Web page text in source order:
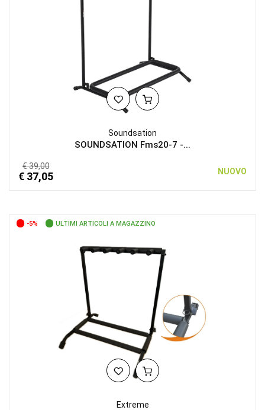
Soundsation
SOUNDSATION Fms20-7 -...
€ 39,00
€ 37,05 NUOVO
-5% ULTIMI ARTICOLI A MAGAZZINO
Extreme